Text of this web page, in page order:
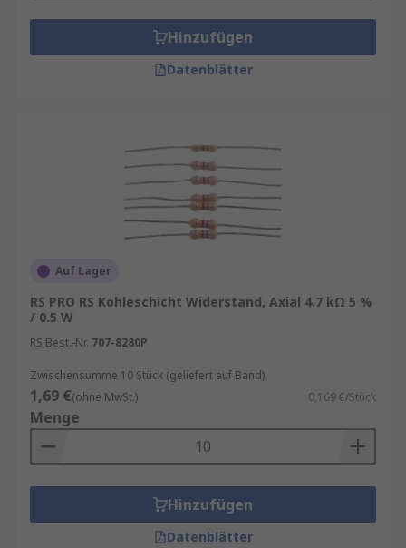
Hinzufügen
Datenblätter
Auf Lager
RS PRO RS Kohleschicht Widerstand, Axial 4.7 kΩ 5 %
/ 0.5 W
RS Best.-Nr. 707-8280P
Zwischensumme 10 Stück (geliefert auf Band)
1,69 €(ohne MwSt.) 0,169 €/Stück
Menge
Hinzufügen
Datenblätter